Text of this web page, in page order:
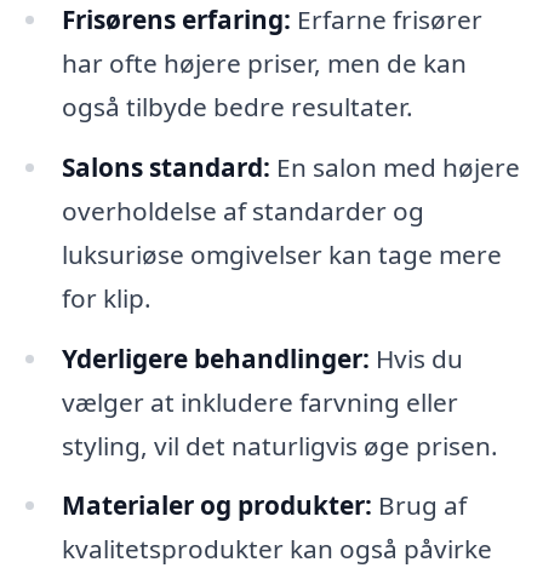
Frisørens erfaring: Erfarne frisører
har ofte højere priser, men de kan
også tilbyde bedre resultater.
Salons standard: En salon med højere
overholdelse af standarder og
luksuriøse omgivelser kan tage mere
for klip.
Yderligere behandlinger: Hvis du
vælger at inkludere farvning eller
styling, vil det naturligvis øge prisen.
Materialer og produkter: Brug af
kvalitetsprodukter kan også påvirke